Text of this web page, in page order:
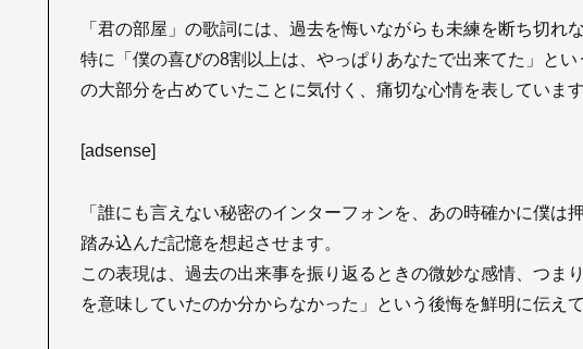
「君の部屋」の歌詞には、過去を悔いながらも未練を断ち切れ
特に「僕の喜びの8割以上は、やっぱりあなたで出来てた」と
の大部分を占めていたことに気付く、痛切な心情を表しています
[adsense]
「誰にも言えない秘密のインターフォンを、あの時確かに僕
踏み込んだ記憶を想起させます。
この表現は、過去の出来事を振り返るときの微妙な感情、つま
を意味していたのか分からなかった」という後悔を鮮明に伝えて